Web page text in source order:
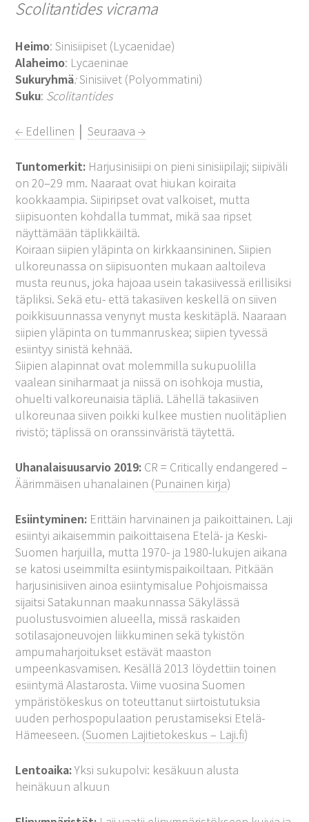
Scolitantides vicrama
Heimo: Sinisiipiset (Lycaenidae)
Alaheimo: Lycaeninae
Sukuryhmä:Sinisiivet (Polyommatini)
Suku: Scolitantides
← Edellinen │Seuraava →
Tuntomerkit: Harjusinisiipi on pieni sinisiipilaji; siipiväli
on 20–29 mm. Naaraat ovat hiukan koiraita
kookkaampia. Siipiripset ovat valkoiset, mutta
siipisuonten kohdalla tummat, mikä saa ripset
näyttämään täplikkäiltä.
Koiraan siipien yläpinta on kirkkaansininen. Siipien
ulkoreunassa on siipisuonten mukaan aaltoileva
musta reunus, joka hajoaa usein takasiivessä erillisiksi
täpliksi. Sekä etu- että takasiiven keskellä on siiven
poikkisuunnassa venynyt musta keskitäplä. Naaraan
siipien yläpinta on tummanruskea; siipien tyvessä
esiintyy sinistä kehnää.
Siipien alapinnat ovat molemmilla sukupuolilla
vaalean siniharmaat ja niissä on isohkoja mustia,
ohuelti valkoreunaisia täpliä. Lähellä takasiiven
ulkoreunaa siiven poikki kulkee mustien nuolitäplien
rivistö; täplissä on oranssinväristä täytettä.
Uhanalaisuusarvio 2019: CR = Critically endangered –
Äärimmäisen uhanalainen (Punainen kirja)
Esiintyminen: Erittäin harvinainen ja paikoittainen. Laji
esiintyi aikaisemmin paikoittaisena Etelä- ja Keski-
Suomen harjuilla, mutta 1970- ja 1980-lukujen aikana
se katosi useimmilta esiintymispaikoiltaan. Pitkään
harjusinisiiven ainoa esiintymisalue Pohjoismaissa
sijaitsi Satakunnan maakunnassa Säkylässä
puolustusvoimien alueella, missä raskaiden
sotilasajoneuvojen liikkuminen sekä tykistön
ampumaharjoitukset estävät maaston
umpeenkasvamisen. Kesällä 2013 löydettiin toinen
esiintymä Alastarosta. Viime vuosina Suomen
ympäristökeskus on toteuttanut siirtoistutuksia
uuden perhospopulaation perustamiseksi Etelä-
Hämeeseen. (Suomen Lajitietokeskus – Laji.fi)
Lentoaika:Yksi sukupolvi: kesäkuun alusta
heinäkuun alkuun